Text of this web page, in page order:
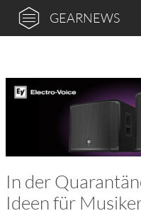
GEARNEWS
In der
Ideen für